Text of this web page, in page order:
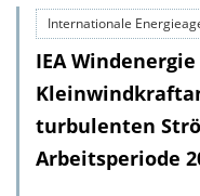
n
l
o
a
Internationale
IEA
turbulenten
Arbeitsperiode